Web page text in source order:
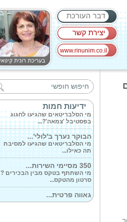
דבר העורכת
יצירת קשר
www.rinunim.co.il
ידיעות חמות
מי היו המוזמנים לאירוע שהגיעו
לקניון...
אתמול בערב הסתיים...
מי הסלבריטאים שהגיעו לחגוג
בפסטיבל 'צמאה'?...
הבוקר נערך ב'לולי'...
מי הסלבריטאים שהגיעו למסיבת
תה כאילו...
350 מסיימי השירות...
מי השתתף בטקס מבין הבכירים ?
סרטון מהטקס...
גאווה פרטית...
ליבי, נולדה בתהליך פונדקאות